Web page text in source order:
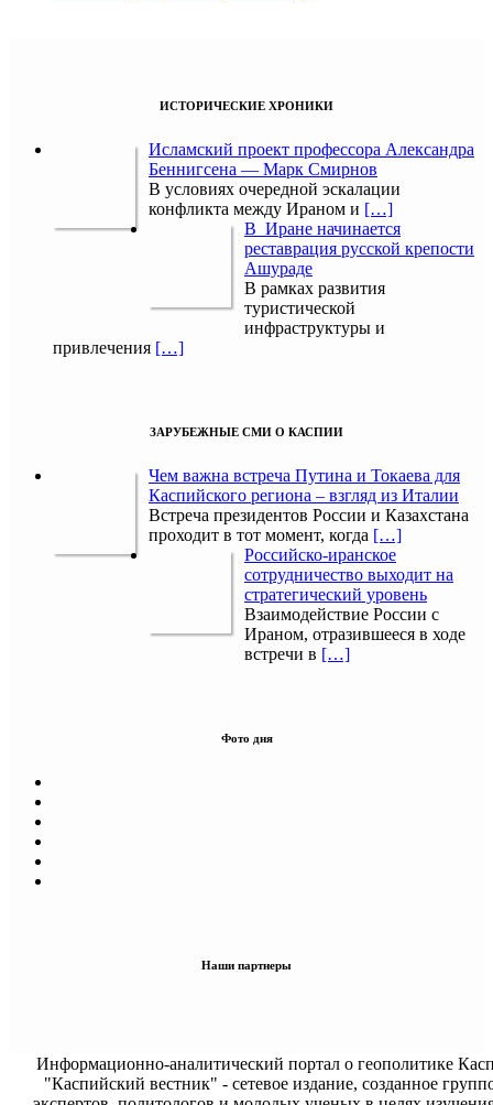
ИСТОРИЧЕСКИЕ ХРОНИКИ
Исламский проект профессора Александра
Беннигсена — Марк Смирнов
В условиях очередной эскалации
конфликта между Ираном и […]
В Иране начинается
реставрация русской крепости
Ашураде
В рамках развития
туристической
инфраструктуры и
привлечения […]
ЗАРУБЕЖНЫЕ СМИ О КАСПИИ
Чем важна встреча Путина и Токаева для
Каспийского региона – взгляд из Италии
Встреча президентов России и Казахстана
проходит в тот момент, когда […]
Российско-иранское
сотрудничество выходит на
стратегический уровень
Взаимодействие России с
Ираном, отразившееся в ходе
встречи в […]
Фото дня
Наши партнеры
Информационно-аналитический портал о геополитике
"Каспийский вестник" - сетевое издание, созданное